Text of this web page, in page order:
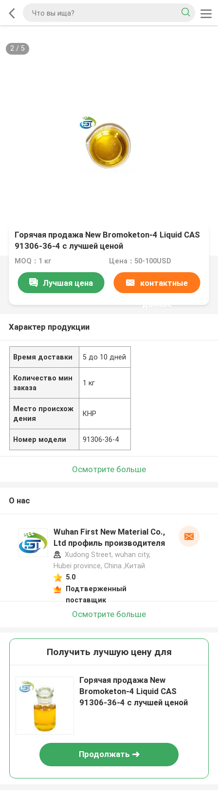
2/ 5
Горячая продажа New Bromoketon-4 Liquid CAS
91306-36-4 с лучшей ценой
MOQ：1 кг Цена：50-100USD
Лучшая цена контактные
данные
Характер продукции
Время доставки 5 до 10 дней
Количество мин
заказа
1 кг
Место происхож
дения
КНР
Номер модели 91306-36-4
Осмотрите больше
О нас
Wuhan First New Material Co.,
Ltd профиль производителя
Xudong Street, wuhan city,
Hubei province, China ,Китай
5.0
Подтверженный
поставщик
Осмотрите больше
Получить лучшую цену для
Горячая продажа New
Bromoketon-4 Liquid CAS
91306-36-4 с лучшей ценой
Продолжать